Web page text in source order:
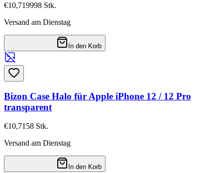
€10,719998 Stk.
Versand am Dienstag
In den Korb
Bizon Case Halo für Apple iPhone 12 / 12 Pro
transparent
€10,71 58 Stk.
Versand am Dienstag
In den Korb